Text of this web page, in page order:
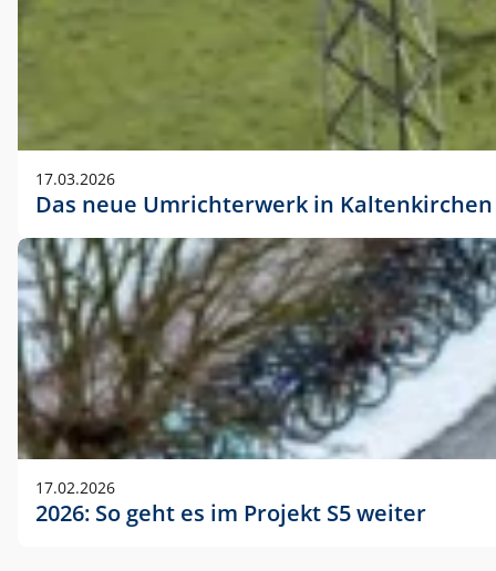
17.03.2026
Das neue Umrichterwerk in Kaltenkirchen
17.02.2026
2026: So geht es im Projekt S5 weiter